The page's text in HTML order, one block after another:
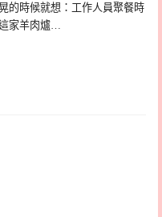
的時候就想：工作人員聚餐時
家羊肉爐…